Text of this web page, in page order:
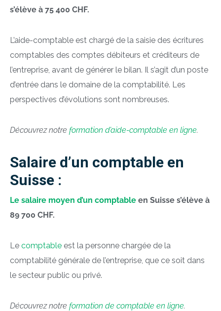
s’élève à 75 400 CHF.
L’aide-comptable est chargé de la saisie des écritures
comptables des comptes débiteurs et créditeurs de
l’entreprise, avant de générer le bilan. Il s’agit d’un poste
d’entrée dans le domaine de la comptabilité. Les
perspectives d’évolutions sont nombreuses.
Découvrez notre formation d’aide-comptable en ligne.
Salaire d’un comptable en
Suisse :
Le salaire moyen d’un comptable en Suisse s’élève à
89 700 CHF.
Le comptable est la personne chargée de la
comptabilité générale de l’entreprise, que ce soit dans
le secteur public ou privé.
Découvrez notre formation de comptable en ligne.